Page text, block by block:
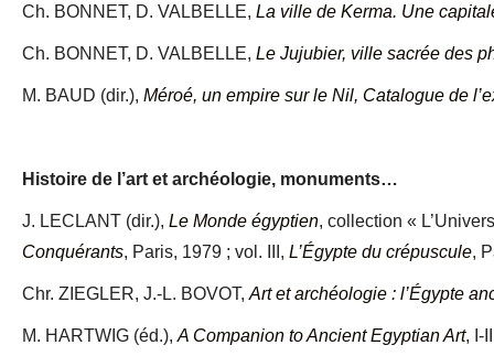
Ch. BONNET, D. VALBELLE, La ville de Kerma. Une
Ch. BONNET, D. VALBELLE, Le Jujubier, ville sacrée des
M. BAUD (dir.), Méroé, un empire sur le Nil, Catalogue de
Histoire de l’art et archéologie, monuments…
J. LECLANT (dir.), Le Monde égyptien, collection «
Conquérants, Paris, 1979 ; vol. III, L’Égypte du crépuscule,
Chr. ZIEGLER, J.-L. BOVOT, Art et archéologie : l’Égypte
M. HARTWIG (éd.), A Companion to Ancient Egyptian Art, I-